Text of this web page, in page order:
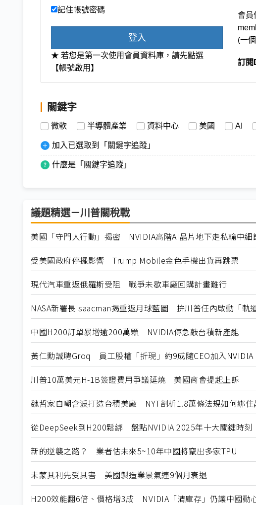
記住帳號密碼
登入
★ 若您是第一次使用會員資料庫，請先點選
【帳號啟用】
會員
(一
訂閱
關鍵字
微軟 半導體產業 資料中心 美國 AI
加入已選取到「關鍵字追蹤」
什麼是「關鍵字追蹤」
議題精選－川普關稅戰
美國「守門人行動」揭密 NVIDIA高階AI晶片地下走私輸中細
受美國政府停擺影響 Trump Mobile金色手機出貨再跳票
現代汽車重返俄羅斯受阻 戰爭未歇車廠回購計畫難行
NASA新署長Isaacman揭重返月球藍圖 拚川普任內啟動「軌道
中國H200訂單暴增逾200萬顆 NVIDIA傳急敲台積新產能
黃仁勳誠聘Groq 員工股權「折現」約9成隨CEO加入NVIDIA
川普10萬美元H-1B簽證費用爭議延燒 美國商會提起上訴
魏哲家自嘲含淚打造台積美廠 NYT剖析1.8萬條法規如何綁
從DeepSeek到H200鬆綁 盤點NVIDIA 2025年十大關鍵時刻
新的逆襲之路？ 業者估未來5~10年中國將竄出多家TPU
未蒙其利先受其害 美國製造業景氣連9個月衰退
H200效能翻6倍、價格增3成 NVIDIA「清庫存」仍讓中國動